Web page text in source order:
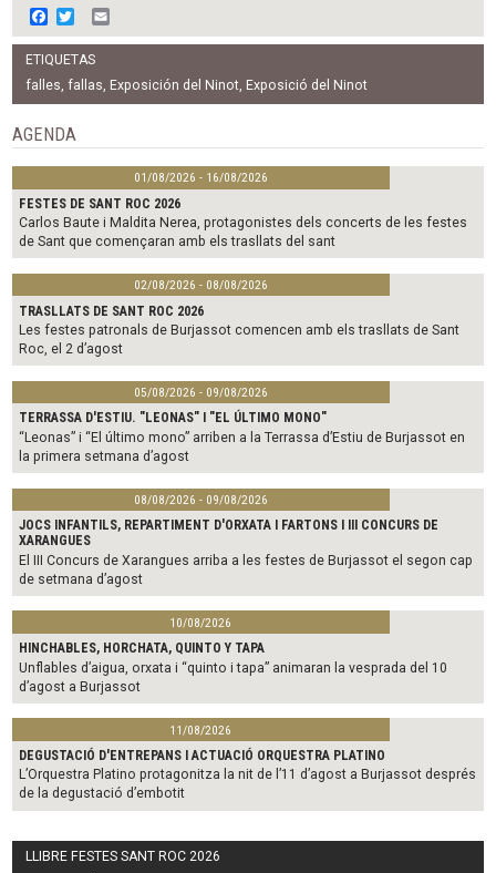
F
a
c
e
b
o
o
k
w
i
t
t
e
m
a
l
ETIQUETAS
falles,fallas, Exposición del Ninot, Exposició del Ninot
AGENDA
01/08/2026 - 16/08/2026
FESTES DE SANT ROC 2026
Carlos Baute i Maldita Nerea, protagonistes dels concerts de les festes
de Sant que començaran amb els trasllats del sant
02/08/2026 - 08/08/2026
TRASLLATS DE SANT ROC 2026
Les festes patronals de Burjassot comencen amb els trasllats de Sant
Roc, el 2 d’agost
05/08/2026 - 09/08/2026
TERRASSA D'ESTIU. "LEONAS" I "EL ÚLTIMO MONO"
“Leonas” i “El último mono” arriben a la Terrassa d’Estiu de Burjassot en
la primera setmana d’agost
08/08/2026 - 09/08/2026
JOCS INFANTILS, REPARTIMENT D'ORXATA I FARTONS I III CONCURS DE
XARANGUES
El III Concurs de Xarangues arriba a les festes de Burjassot el segon cap
de setmana d’agost
10/08/2026
HINCHABLES, HORCHATA, QUINTO Y TAPA
Unflables d’aigua, orxata i “quinto i tapa” animaran la vesprada del 10
d’agost a Burjassot
11/08/2026
DEGUSTACIÓ D'ENTREPANS I ACTUACIÓ ORQUESTRA PLATINO
L’Orquestra Platino protagonitza la nit de l’11 d’agost a Burjassot després
de la degustació d’embotit
LLIBRE FESTES SANT ROC 2026